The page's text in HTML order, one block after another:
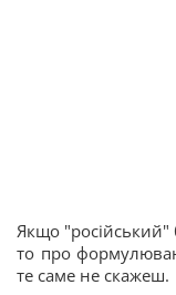
Якщо "російський"
то про
те саме не скажеш.